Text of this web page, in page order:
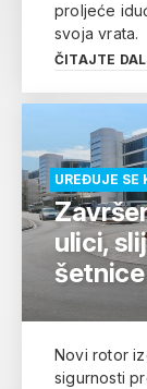
proljeće
svoja vrata.
ČITAJTE
UREĐUJE SE
ulici,
Novi rotor
sigurnosti